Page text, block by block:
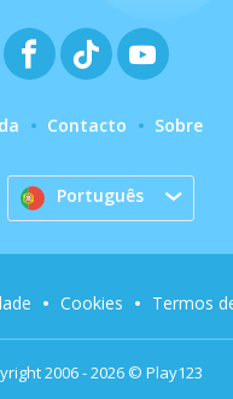
Contacto Sobre
Português
2006 - 2026 © Play123
Cookies Termos